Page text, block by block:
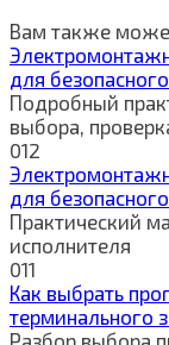
Вам также
для
Подробный
выбора,
012
для
Практический
исполнителя
011
Как выбрать
терминального
Разбор выбора